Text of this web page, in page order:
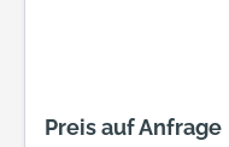
Preis auf Anfrage